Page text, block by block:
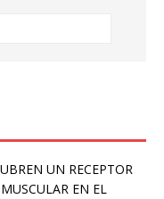
UN RECEPTOR
EN EL